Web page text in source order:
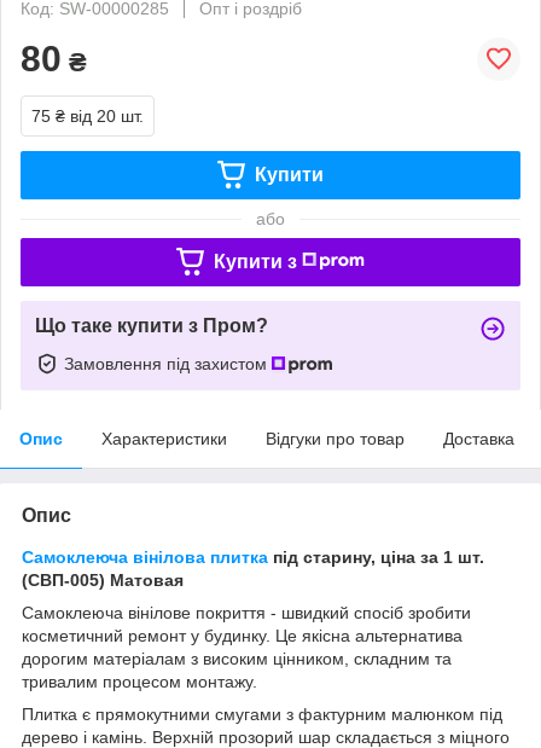
Код: SW-00000285
Опт і роздріб
80 ₴
75 ₴ від 20 шт.
Купити
або
Купити з
Що таке купити з Пром?
Замовлення під захистом
Опис Характеристики Відгуки про товар Доставка
Опис
Самоклеюча вінілова плитка під старину, ціна за 1 шт.
(СВП-005) Матовая
Самоклеюча вінілове покриття - швидкий спосіб зробити
косметичний ремонт у будинку. Це якісна альтернатива
дорогим матеріалам з високим цінником, складним та
тривалим процесом монтажу.
Плитка є прямокутними смугами з фактурним малюнком під
дерево і камінь. Верхній прозорий шар складається з міцного